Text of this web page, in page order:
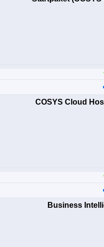
COSYS Cloud
Business